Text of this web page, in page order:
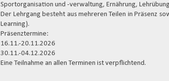
Sportorganisation und -verwaltung, Ernährung,
Der Lehrgang besteht aus mehreren Teilen in Präsenz
Learning).
Präsenztermine:
16.11.-20.11.2026
30.11.-04.12.2026
Eine Teilnahme an allen Terminen ist verpflichtend.